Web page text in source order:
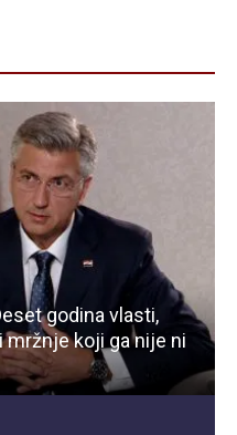
godina vlasti,
koji ga nije ni